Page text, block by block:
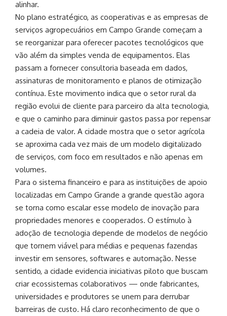
alinhar.
No plano estratégico, as cooperativas e as empresas de
serviços agropecuários em Campo Grande começam a
se reorganizar para oferecer pacotes tecnológicos que
vão além da simples venda de equipamentos. Elas
passam a fornecer consultoria baseada em dados,
assinaturas de monitoramento e planos de otimização
contínua. Este movimento indica que o setor rural da
região evolui de cliente para parceiro da alta tecnologia,
e que o caminho para diminuir gastos passa por repensar
a cadeia de valor. A cidade mostra que o setor agrícola
se aproxima cada vez mais de um modelo digitalizado
de serviços, com foco em resultados e não apenas em
volumes.
Para o sistema financeiro e para as instituições de apoio
localizadas em Campo Grande a grande questão agora
se torna como escalar esse modelo de inovação para
propriedades menores e cooperados. O estímulo à
adoção de tecnologia depende de modelos de negócio
que tornem viável para médias e pequenas fazendas
investir em sensores, softwares e automação. Nesse
sentido, a cidade evidencia iniciativas piloto que buscam
criar ecossistemas colaborativos — onde fabricantes,
universidades e produtores se unem para derrubar
barreiras de custo. Há claro reconhecimento de que o